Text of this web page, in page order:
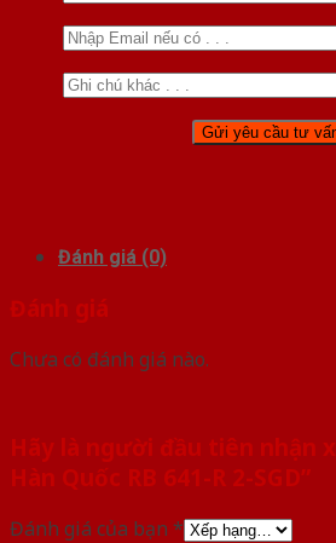
Đánh giá (0)
Đánh giá
Chưa có đánh giá nào.
Hãy là người đầu tiên nhận
Hàn Quốc RB 641-R 2-SGD”
Đánh giá của bạn *